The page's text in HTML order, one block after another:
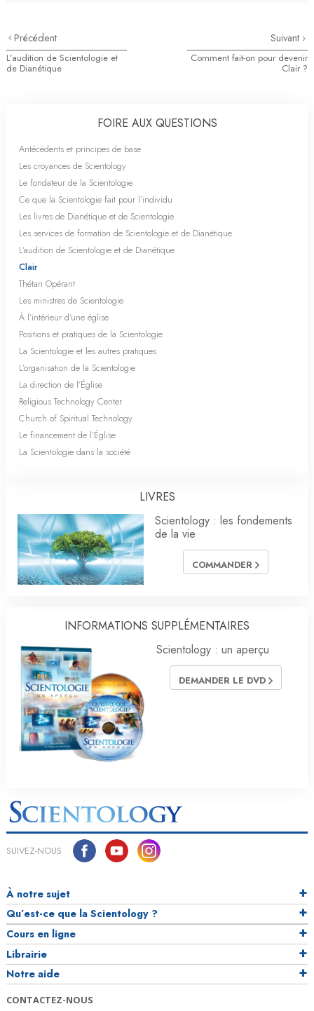
Précédent
L’audition de Scientologie et
de Dianétique
Suivant
Comment fait-on pour devenir
Clair ?
FOIRE AUX QUESTIONS
Antécédents et principes de base
Les croyances de Scientology
Le fondateur de la Scientologie
Ce que la Scientologie fait pour l’individu
Les livres de Dianétique et de Scientologie
Les services de formation de Scientologie et de Dianétique
L’audition de Scientologie et de Dianétique
Clair
Thétan Opérant
Les ministres de Scientologie
À l’intérieur d’une église
Positions et pratiques de la Scientologie
La Scientologie et les autres pratiques
L’organisation de la Scientologie
La direction de l’Église
Religious Technology Center
Church of Spiritual Technology
Le financement de l’Église
La Scientologie dans la société
LIVRES
Scientology : les fondements
de la vie
COMMANDER
INFORMATIONS SUPPLÉMENTAIRES
Scientology : un aperçu
DEMANDER LE DVD
SUIVEZ-NOUS
À notre sujet
Qu’est-ce que la Scientology ?
Cours en ligne
Librairie
Notre aide
CONTACTEZ-NOUS